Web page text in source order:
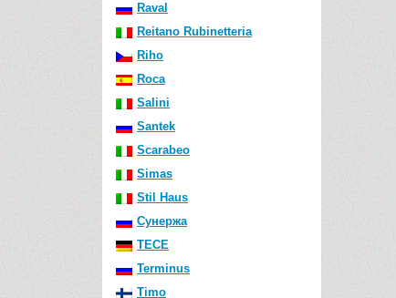
Raval
Reitano Rubinetteria
Riho
Roca
Salini
Santek
Scarabeo
Simas
Stil Haus
Сунержа
TECE
Terminus
Timo